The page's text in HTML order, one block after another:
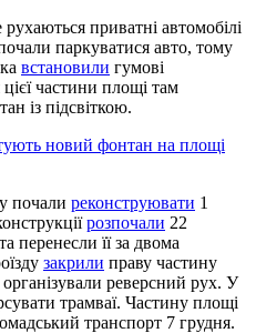
приватні автомобілі
паркуватися авто, тому
встановили гумові
частини площі там
із підсвіткою.
новий фонтан на площі
почали реконструювати 1
розпочали 22
перенесли її за двома
закрили праву частину
організували реверсний рух. У
трамваї. Частину площі
транспорт 7 грудня.